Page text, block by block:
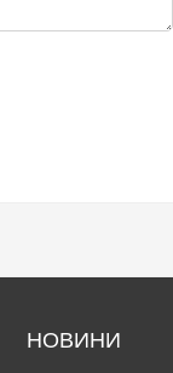
НОВИНИ